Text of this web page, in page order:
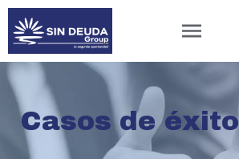
Casos de éxito